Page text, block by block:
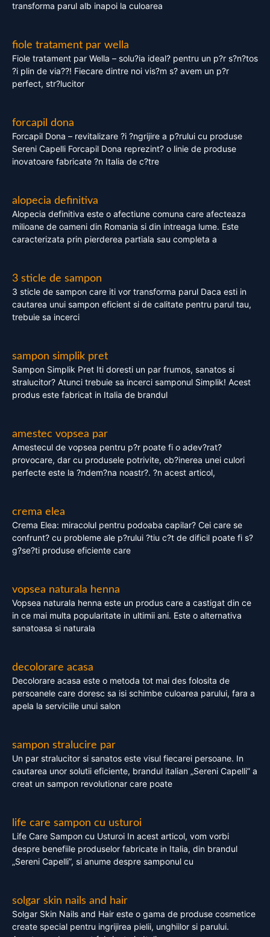
transforma parul alb inapoi la culoarea
fiole tratament par wella
Fiole tratament par Wella – solu?ia ideal? pentru un p?r s?n?tos
?i plin de via??! Fiecare dintre noi vis?m s? avem un p?r
perfect, str?lucitor
forcapil dona
Forcapil Dona – revitalizare ?i ?ngrijire a p?rului cu produse
Sereni Capelli Forcapil Dona reprezint? o linie de produse
inovatoare fabricate ?n Italia de c?tre
alopecia definitiva
Alopecia definitiva este o afectiune comuna care afecteaza
milioane de oameni din Romania si din intreaga lume. Este
caracterizata prin pierderea partiala sau completa a
3 sticle de sampon
3 sticle de sampon care iti vor transforma parul Daca esti in
cautarea unui sampon eficient si de calitate pentru parul tau,
trebuie sa incerci
sampon simplik pret
Sampon Simplik Pret Iti doresti un par frumos, sanatos si
stralucitor? Atunci trebuie sa incerci samponul Simplik! Acest
produs este fabricat in Italia de brandul
amestec vopsea par
Amestecul de vopsea pentru p?r poate fi o adev?rat?
provocare, dar cu produsele potrivite, ob?inerea unei culori
perfecte este la ?ndem?na noastr?. ?n acest articol,
crema elea
Crema Elea: miracolul pentru podoaba capilar? Cei care se
confrunt? cu probleme ale p?rului ?tiu c?t de dificil poate fi s?
g?se?ti produse eficiente care
vopsea naturala henna
Vopsea naturala henna este un produs care a castigat din ce
in ce mai multa popularitate in ultimii ani. Este o alternativa
sanatoasa si naturala
decolorare acasa
Decolorare acasa este o metoda tot mai des folosita de
persoanele care doresc sa isi schimbe culoarea parului, fara a
apela la serviciile unui salon
sampon stralucire par
Un par stralucitor si sanatos este visul fiecarei persoane. In
cautarea unor solutii eficiente, brandul italian „Sereni Capelli” a
creat un sampon revolutionar care poate
life care sampon cu usturoi
Life Care Sampon cu Usturoi In acest articol, vom vorbi
despre benefiile produselor fabricate in Italia, din brandul
„Sereni Capelli”, si anume despre samponul cu
solgar skin nails and hair
Solgar Skin Nails and Hair este o gama de produse cosmetice
create special pentru ingrijirea pielii, unghiilor si parului.